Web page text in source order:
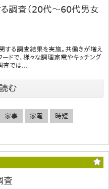
る調査（20代～60代男女
関する調査結果を実施。共働きが増え
ードで、様々な調理家電やキッチング
査では...
む
家事 家電 時短
査